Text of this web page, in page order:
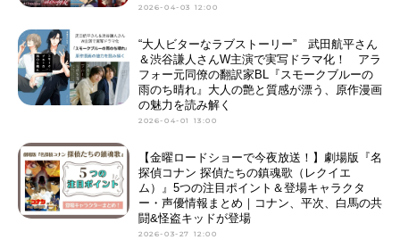
2026-04-03 12:00
“大人ビターなラブストーリー” 武田航平さん
＆渋谷謙人さんW主演で実写ドラマ化！ アラ
フォー元同僚の翻訳家BL『スモークブルーの
雨のち晴れ』大人の艶と質感が漂う、原作漫画
の魅力を読み解く
2026-04-01 13:00
【金曜ロードショーで今夜放送！】劇場版『名
探偵コナン 探偵たちの鎮魂歌（レクイエ
ム）』5つの注目ポイント＆登場キャラクタ
ー・声優情報まとめ｜コナン、平次、白馬の共
闘&怪盗キッドが登場
2026-03-27 12:00